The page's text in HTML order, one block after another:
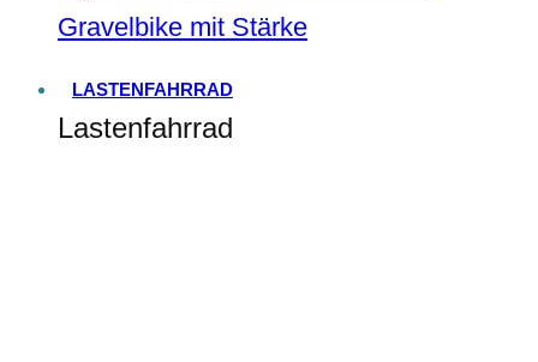
Gravelbike mit Stärke
LASTENFAHRRAD
Lastenfahrrad